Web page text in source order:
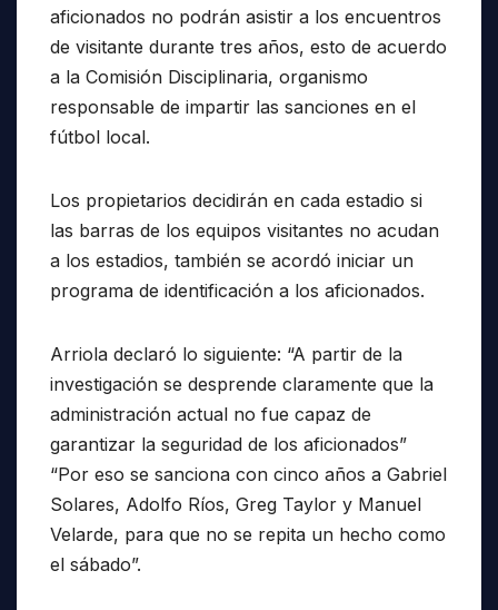
aficionados no podrán asistir a los encuentros
de visitante durante tres años, esto de acuerdo
a la Comisión Disciplinaria, organismo
responsable de impartir las sanciones en el
fútbol local.
Los propietarios decidirán en cada estadio si
las barras de los equipos visitantes no acudan
a los estadios, también se acordó iniciar un
programa de identificación a los aficionados.
Arriola declaró lo siguiente: “A partir de la
investigación se desprende claramente que la
administración actual no fue capaz de
garantizar la seguridad de los aficionados”
“Por eso se sanciona con cinco años a Gabriel
Solares, Adolfo Ríos, Greg Taylor y Manuel
Velarde, para que no se repita un hecho como
el sábado”.